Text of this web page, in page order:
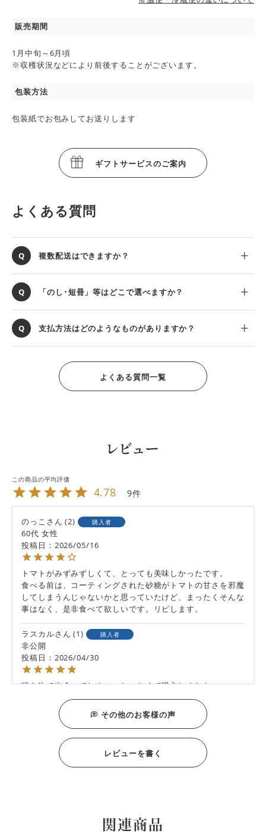
販売期間
1月中旬～6月頃
※収穫状況などにより前後することがございます。
包装方法
包装紙でお包みしてお送りします
ギフトサービスのご案内
よくある質問
複数配送はできますか？
「のし･短冊」等はどこで選べますか？
支払方法はどのようなものがありますか？
よくある質問一覧
レビュー
4.78 9
のっこ 2 購入者
60代 女性
投稿日
2026/05/16
トマトがみずみずしくて、とっても美味しかったです。
食べる前は、コーティングされた砂糖がトマトの甘さを邪魔
してしまうんじゃないかと思っていたけど、まったくそんな
事はなく、是非食べて欲しいです。リピします。
ラスカル 1 購入者
非公開
投稿日
2026/04/30
頂き物で出会ってしまい、おいしくて購入しました。
トマト好きにはたまらない一品です！自宅用でリピートした
いし、贈答もすごく喜んでもらえそう！
50代
2026/04/01
その他のお客様の声
レビューを書く
関連商品